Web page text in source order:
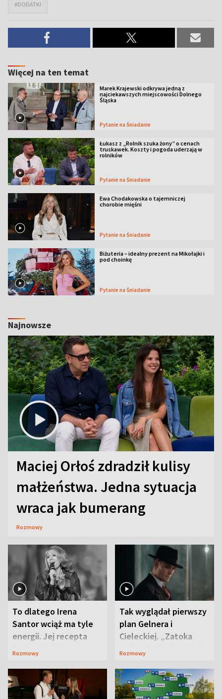
#DODATKI
Więcej na ten temat
Marek Krajewski odkrywa jedną z
najciekawszych miejscowości Dolnego
Śląska
Pytanie na Śniadanie
Łukasz z „Rolnik szuka żony” o cenach
truskawek. Koszty i pogoda uderzają w
rolników
Pytanie na Śniadanie
Ewa Chodakowska o tajemniczej
chorobie mięśni
Pytanie na Śniadanie
Biżuteria – idealny prezent na Mikołajki i
pod choinkę
Pytanie na Śniadanie
Najnowsze
Maciej Orłoś zdradził kulisy
małżeństwa. Jedna sytuacja
wraca jak bumerang
Rozmowy
To dlatego Irena
Santor wciąż ma tyle
energii. Jej recepta
jest zaskakująco
Rozmowy
Tak wyglądał pierwszy
plan Gelnera i
Cieleckiej. „Zatoka
szpiegów” od razu ich
Rozmowy